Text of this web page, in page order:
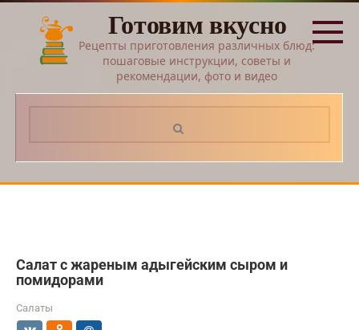
Перейти
контенту
Готовим вкусно
Рецепты приготовления различных блюд:
пошаговые инструкции, советы и
рекомендации, фото и видео
Салат с жареным адыгейским сыром и
помидорами
Салаты